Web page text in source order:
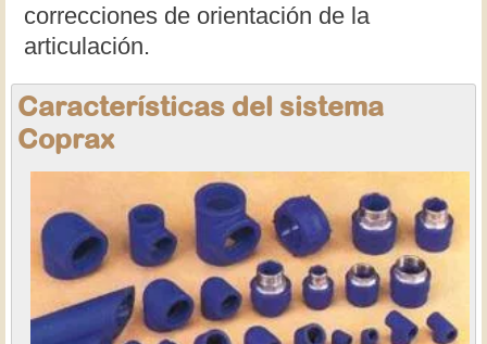
correcciones de orientación de la
articulación.
Características del sistema
Coprax